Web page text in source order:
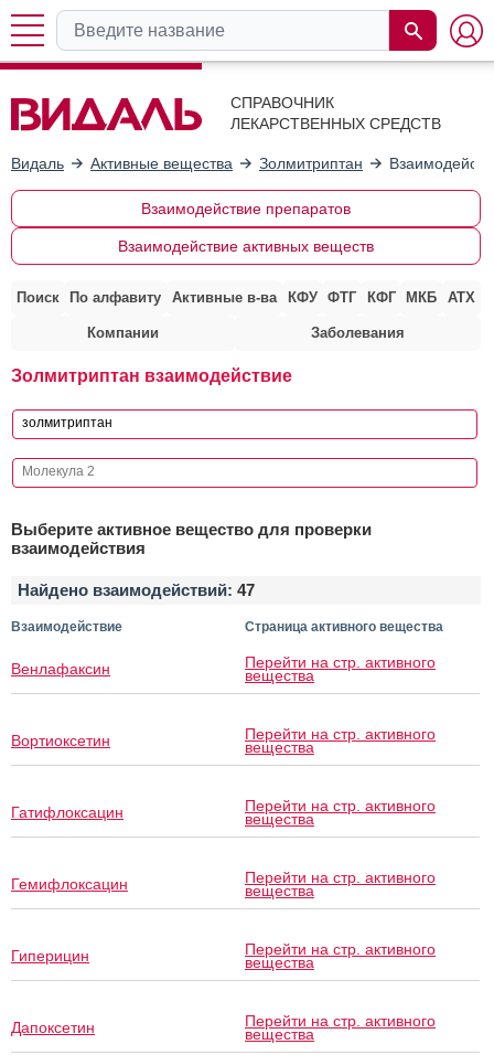
СПРАВОЧНИК
ЛЕКАРСТВЕННЫХ СРЕДСТВ
Видаль Активные вещества Золмитриптан
Взаимодействие препаратов
Взаимодействие активных веществ
Поиск По алфавиту Активные в-ва КФУ ФТГ КФГ МКБ АТХ
Компании Заболевания
Золмитриптан взаимодействие
Выберите активное вещество для проверки
взаимодействия
Найдено взаимодействий: 47
Взаимодействие Страница активного вещества
Венлафаксин Перейти на стр. активного
вещества
Вортиоксетин Перейти на стр. активного
вещества
Гатифлоксацин Перейти на стр. активного
вещества
Гемифлоксацин Перейти на стр. активного
вещества
Гиперицин Перейти на стр. активного
вещества
Дапоксетин Перейти на стр. активного
вещества